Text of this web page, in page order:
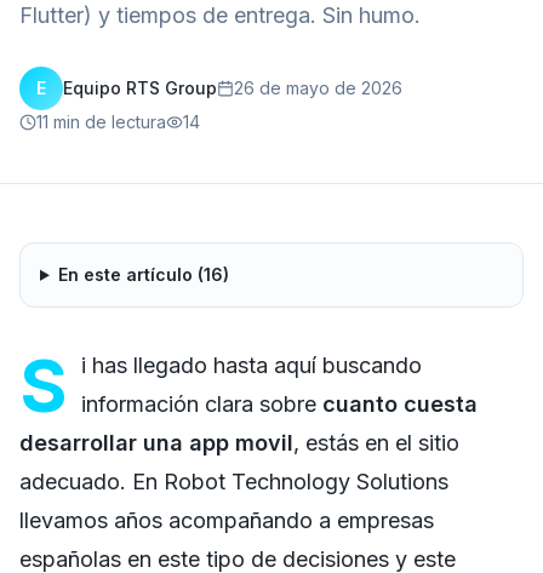
Flutter) y tiempos de entrega. Sin humo.
E Equipo RTS Group
26 de mayo de 2026
11 min de lectura 14
En este artículo (16)
S
i has llegado hasta aquí buscando
información clara sobre cuanto cuesta
desarrollar una app movil, estás en el sitio
adecuado. En Robot Technology Solutions
llevamos años acompañando a empresas
españolas en este tipo de decisiones y este